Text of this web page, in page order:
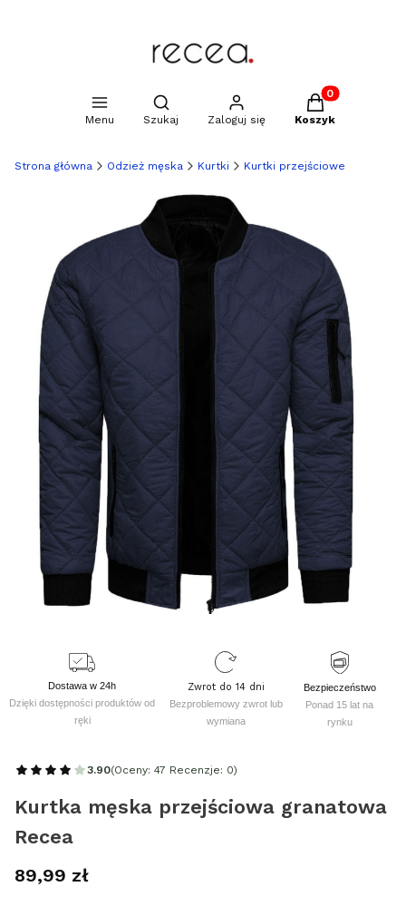
Menu
Otwórz wyszukiwarkę
Szukaj Zaloguj się
Produkty w
Koszyk
Strona główna Odzież męska Kurtki Kurtki przejściowe
Dostawa w 24h
Dzięki dostępności produktów od
ręki
Zwrot do 14 dni
Bezproblemowy zwrot lub
wymiana
Bezpieczeństwo
Ponad 15 lat na
rynku
3.90(Oceny: 47 Recenzje: 0)
Kurtka męska przejściowa granatowa
Recea
Cena
89,99 zł